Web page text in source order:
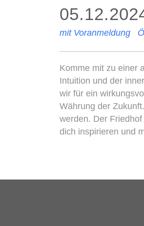
mit Voranmeldung
Komme mit zu einer
Intuition und der
wir für ein
Währung der
werden. Der
dich inspirieren und